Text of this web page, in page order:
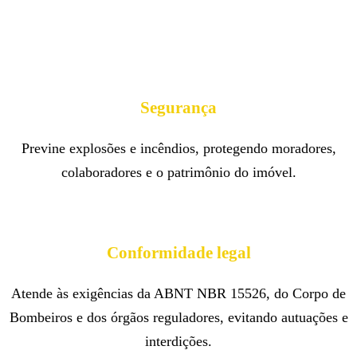
Segurança
Previne explosões e incêndios, protegendo moradores,
colaboradores e o patrimônio do imóvel.
Conformidade legal
Atende às exigências da ABNT NBR 15526, do Corpo de
Bombeiros e dos órgãos reguladores, evitando autuações e
interdições.